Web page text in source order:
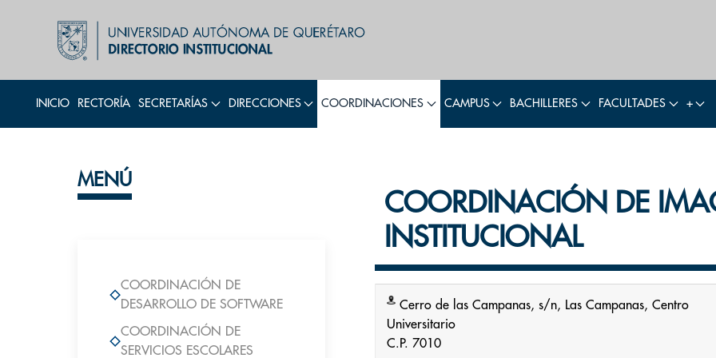
INICIO RECTORÍA SECRETARÍAS DIRECCIONES COORDINACIONES CAMPUS BACHILLERES FACULTADES +
MENÚ
COORDINACIÓN DE
DESARROLLO DE SOFTWARE
COORDINACIÓN DE
SERVICIOS ESCOLARES
COORDINACIÓN DE
INSTITUCIONAL
Cerro de las Campanas, s/n, Las Campanas, Centro
Universitario
C.P. 7010